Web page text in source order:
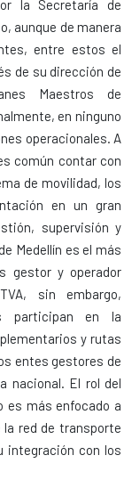
la Secretaría de
aunque de manera
entre estos el
de su dirección de
Maestros de
en ninguno
operacionales. A
común contar con
de movilidad, los
en un gran
supervisión y
Medellín es el más
gestor y operador
sin embargo,
participan en la
y rutas
entes gestores de
nacional. El rol del
es más enfocado a
red de transporte
integración con los